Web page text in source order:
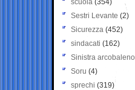
scuola (354)
Sestri Levante (2)
Sicurezza (452)
sindacati (162)
Sinistra arcobaleno
Soru (4)
sprechi (319)